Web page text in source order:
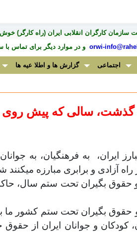
سازمان کارگران انقلابی ايران (راه کارگر)
orwi- و در موارد ديگر برای تماس
اجتماعی گزارش ها و اطلا عیه ها
گذشت، سالی که پیش
به فرهنگیان، به
آزادی و برابری مبارزه
حقوق بگیران تحت ستم سال،
حقوق بگیران تحت ستم کشور ما
و جوانان ایران از حقوق